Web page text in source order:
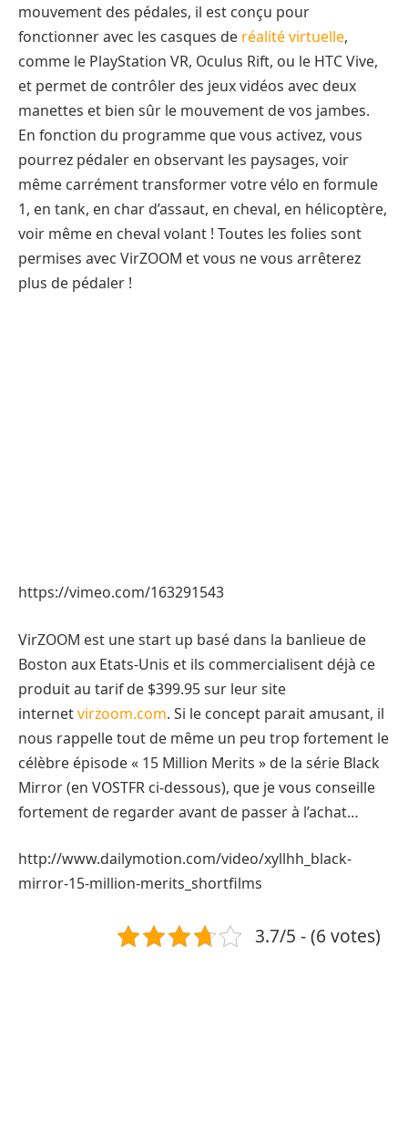
mouvement des pédales, il est conçu pour
fonctionner avec les casques de réalité virtuelle,
comme le PlayStation VR, Oculus Rift, ou le HTC Vive,
et permet de contrôler des jeux vidéos avec deux
manettes et bien sûr le mouvement de vos jambes.
En fonction du programme que vous activez, vous
pourrez pédaler en observant les paysages, voir
même carrément transformer votre vélo en formule
1, en tank, en char d’assaut, en cheval, en hélicoptère,
voir même en cheval volant ! Toutes les folies sont
permises avec VirZOOM et vous ne vous arrêterez
plus de pédaler !
https://vimeo.com/163291543
VirZOOM est une start up basé dans la banlieue de
Boston aux Etats-Unis et ils commercialisent déjà ce
produit au tarif de $399.95 sur leur site
internetvirzoom.com. Si le concept parait amusant, il
nous rappelle tout de même un peu trop fortement le
célèbre épisode « 15 Million Merits » de la série Black
Mirror (en VOSTFR ci-dessous), que je vous conseille
fortement de regarder avant de passer à l’achat…
http://www.dailymotion.com/video/xyllhh_black-
mirror-15-million-merits_shortfilms
3.7/5 - (6 votes)